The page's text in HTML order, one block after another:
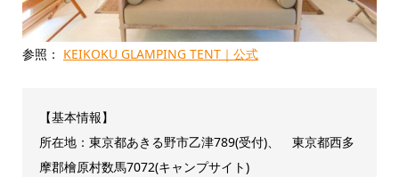
参照： KEIKOKU GLAMPING TENT｜公式
【基本情報】
所在地：東京都あきる野市乙津789(受付)、 東京都西多
摩郡檜原村数馬7072(キャンプサイト)